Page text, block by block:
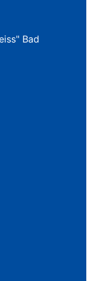
Bad